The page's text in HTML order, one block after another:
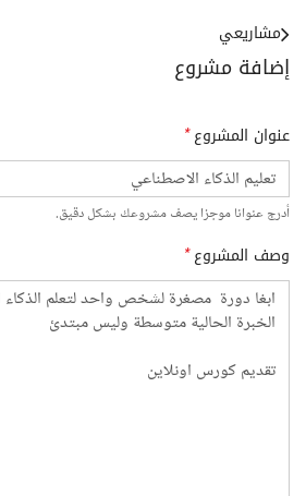
إضافة مشروع
مشاريعي
عنوان المشروع*
أدرج عنوانا موجزا يصف مشروعك بشكل دقيق.
وصف المشروع*